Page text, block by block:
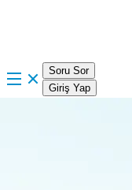
Soru Sor
Giriş Yap